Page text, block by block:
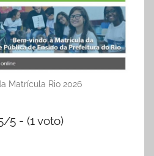
Matrícula Rio 2026
5 - (1 voto)